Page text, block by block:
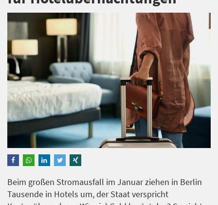
Beim großen Stromausfall im Januar ziehen in Berlin
Tausende in Hotels um, der Staat verspricht